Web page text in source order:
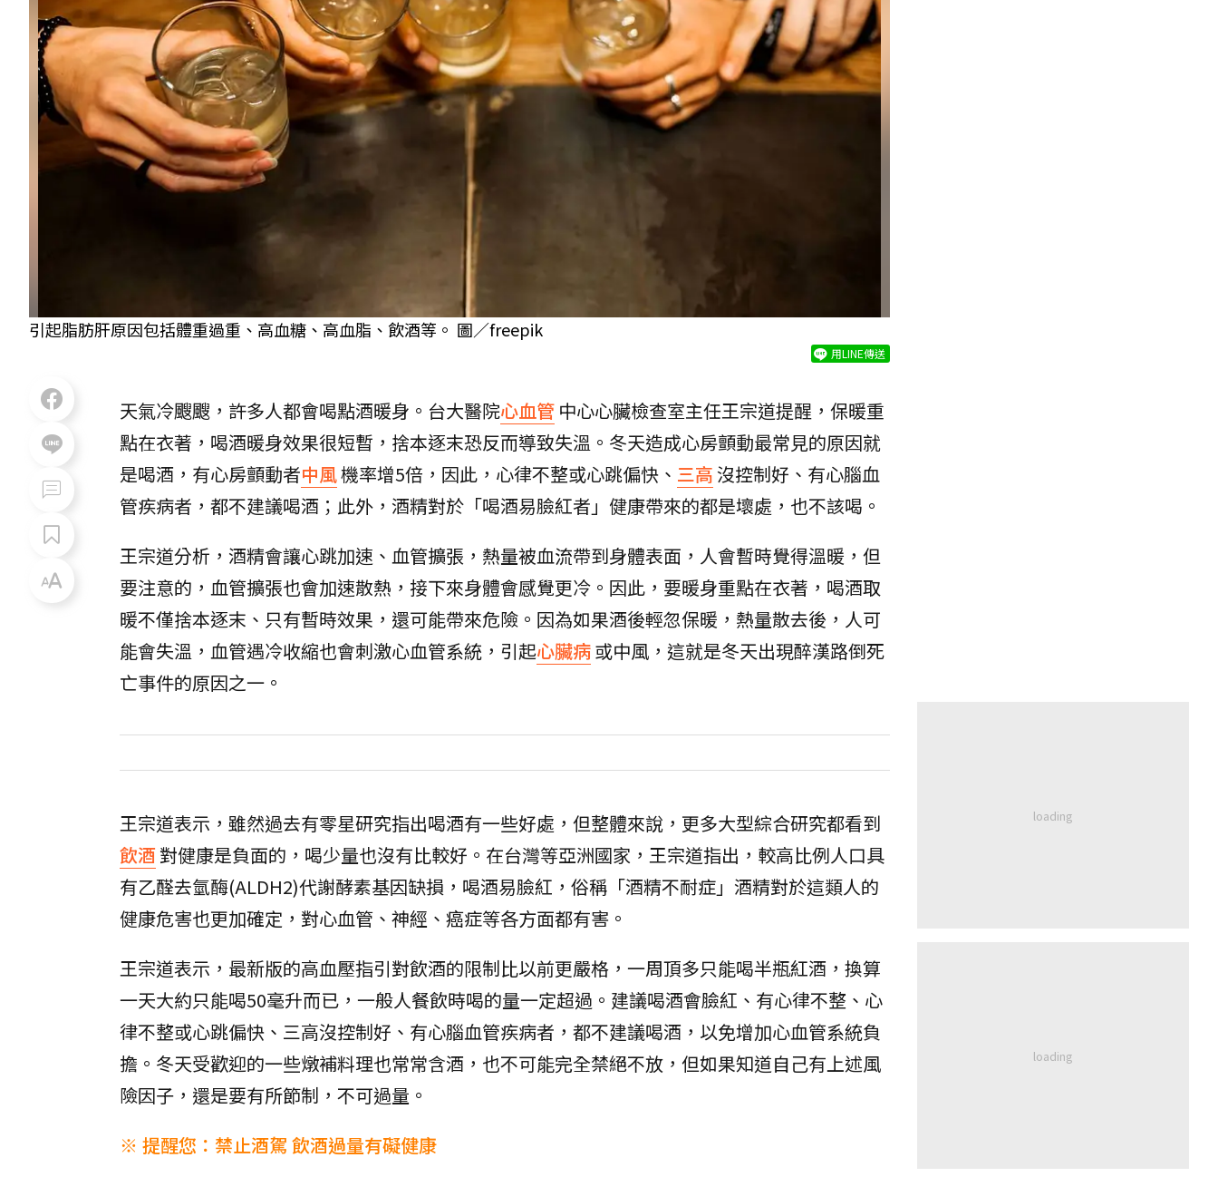
引起脂肪肝原因包括體重過重、高血糖、高血脂、飲酒等。 圖／freepik
用LINE傳送
天氣冷颼颼，許多人都會喝點酒暖身。台大醫院心血管 中心心臟檢查室主任王宗道提醒，保暖重
點在衣著，喝酒暖身效果很短暫，捨本逐末恐反而導致失溫。冬天造成心房顫動最常見的原因就
是喝酒，有心房顫動者中風機率增5倍，因此，心律不整或心跳偏快、 三高沒控制好、有心腦血
管疾病者，都不建議喝酒；此外，酒精對於「喝酒易臉紅者」健康帶來的都是壞處，也不該喝。
王宗道分析，酒精會讓心跳加速、血管擴張，熱量被血流帶到身體表面，人會暫時覺得溫暖，但
要注意的，血管擴張也會加速散熱，接下來身體會感覺更冷。因此，要暖身重點在衣著，喝酒取
暖不僅捨本逐末、只有暫時效果，還可能帶來危險。因為如果酒後輕忽保暖，熱量散去後，人可
能會失溫，血管遇冷收縮也會刺激心血管系統，引起心臟病或中風，這就是冬天出現醉漢路倒死
亡事件的原因之一。
王宗道表示，雖然過去有零星研究指出喝酒有一些好處，但整體來說，更多大型綜合研究都看到
飲酒對健康是負面的，喝少量也沒有比較好。在台灣等亞洲國家，王宗道指出，較高比例人口具
有乙醛去氫酶(ALDH2)代謝酵素基因缺損，喝酒易臉紅，俗稱「酒精不耐症」酒精對於這類人的
健康危害也更加確定，對心血管、神經、癌症等各方面都有害。
王宗道表示，最新版的高血壓指引對飲酒的限制比以前更嚴格，一周頂多只能喝半瓶紅酒，換算
一天大約只能喝50毫升而已，一般人餐飲時喝的量一定超過。建議喝酒會臉紅、有心律不整、心
律不整或心跳偏快、三高沒控制好、有心腦血管疾病者，都不建議喝酒，以免增加心血管系統負
擔。冬天受歡迎的一些燉補料理也常常含酒，也不可能完全禁絕不放，但如果知道自己有上述風
險因子，還是要有所節制，不可過量。
※ 提醒您：禁止酒駕 飲酒過量有礙健康